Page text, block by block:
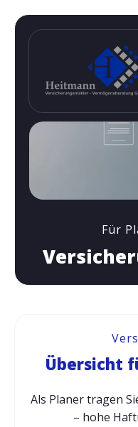
Für
Übersicht
Als Planer tragen
– hohe